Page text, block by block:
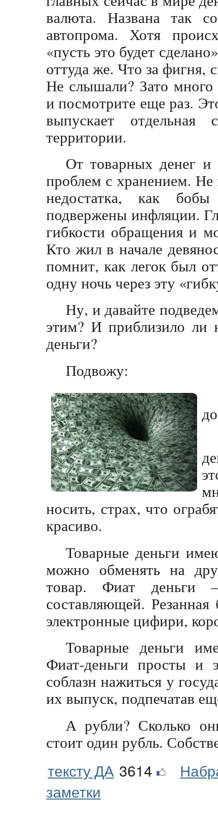
валюта. Названа так
автопрома. Хотя
«пусть это будет
оттуда же. Что за фигня,
Не слышали? Зато много
и посмотрите еще раз.
выпускает
территории.
От товарных денег и
проблем с хранением. Не
недостатка, как
подвержены инфляции.
гибкости обращения и
Кто жил в начале
помнит, как легок был
одну ночь через эту
Ну, и давайте
этим? И приблизило ли
деньги?
Подвожу:
носить, страх, что
красиво.
Товарные деньги
можно обменять на
товар. Фиат деньги
составляющей.
электронные цифири,
Товарные деньги
Фиат-деньги просты и
соблазн нажиться у
их выпуск, подпечатав
А рубли? Сколько
стоит один рубль.
тексту ДА 3614
заметки